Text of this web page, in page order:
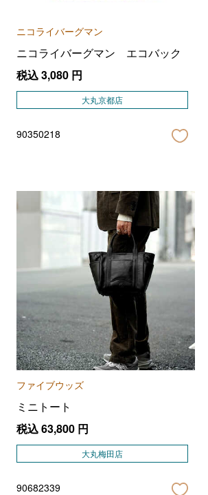
ニコライバーグマン
ニコライバーグマン エコバック
税込3,080 円
大丸京都店
90350218
ファイブウッズ
ミニトート
税込63,800 円
大丸梅田店
90682339